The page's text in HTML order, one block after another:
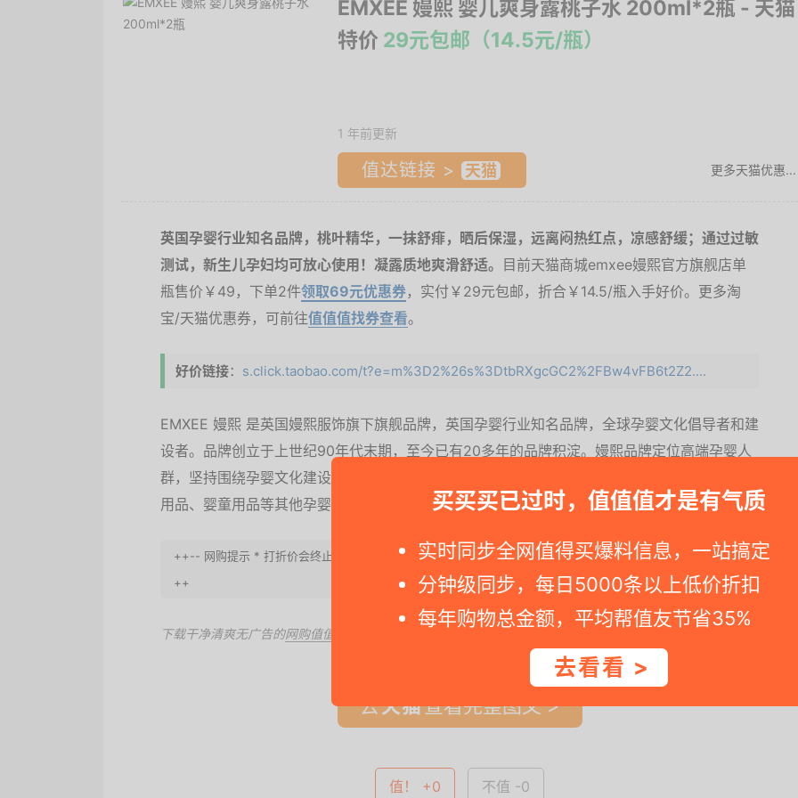
买买买已过时，值值值才是有气质
实时同步全网值得买爆料信息，一站搞定
分钟级同步，每日5000条以上低价折扣
每年购物总金额，平均帮值友节省35%
去看看 >
EMXEE 嫚熙 婴儿爽身露桃子水 200ml*2瓶 - 天猫
特价 29元包邮（14.5元/瓶）
1 年前更新
值达链接 > 更多天猫优惠...
英国孕婴行业知名品牌，桃叶精华，一抹舒痱，晒后保湿，远离闷热红点，凉感舒缓；通过过敏
测试，新生儿孕妇均可放心使用！凝露质地爽滑舒适。
目前天猫商城emxee嫚熙官方旗舰店单
瓶售价￥49，下单2件领取69元优惠券，实付￥29元包邮，折合￥14.5/瓶入手好价。更多淘
宝/天猫优惠券，可前往值值值找券查看。
好价链接： s.click.taobao.com/t?e=m%3D2%26s%3DtbRXgcGC2%2FBw4vFB6t2Z2....
EMXEE 嫚熙 是英国嫚熙服饰旗下旗舰品牌，英国孕婴行业知名品牌，全球孕婴文化倡导者和建
设者。品牌创立于上世纪90年代末期，至今已有20多年的品牌积淀。嫚熙品牌定位高端孕婴人
群，坚持围绕孕婴文化建设为主线，不断丰富产品线，产品涵盖孕妇时装、孕婴洗护用品、孕产
用品、婴童用品等其他孕婴全系产品。
++-- 网购提示 * 打折价会终止, 请迅速购买。若是您访问天猫商城商品网址发现价格变化，那就是折扣过期. --
++
下载干净清爽无广告的网购值值值App
去 查看完整图文 >
值！ +0 不值 -0